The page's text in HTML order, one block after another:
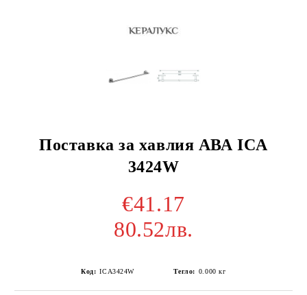
Поставка за хавлия АВА ICA
3424W
€41.17
80.52лв.
Код: ICA3424W Тегло: 0.000 кг